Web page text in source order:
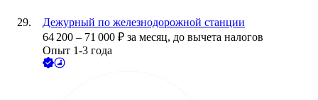
Дежурный по железнодорожной станции
64 200 – 71 000 ₽ за месяц, до вычета налогов
Опыт 1-3 года